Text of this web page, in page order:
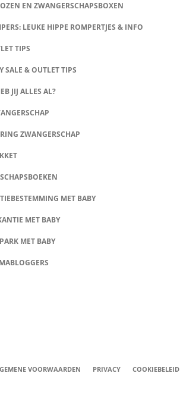
EN ZWANGERSCHAPSBOXEN
LEUKE HIPPE ROMPERTJES & INFO
TIPS
SALE & OUTLET TIPS
JIJ ALLES AL?
ZWANGERSCHAP
MET BABY
MET BABY
MET BABY
VOORWAARDEN PRIVACY COOKIEBELEID